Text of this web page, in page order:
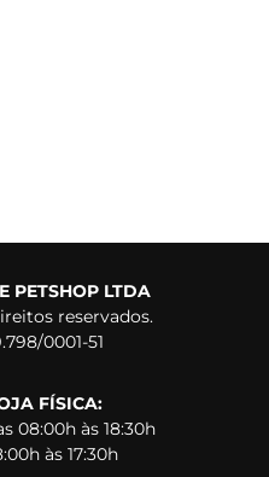
PETSHOP LTDA
reservados.
0001-51
FÍSICA:
08:00h às 18:30h
às 17:30h